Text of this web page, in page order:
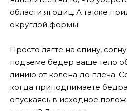
области ягодиц. А также
округлой формы.
Просто лягте на спину,
подъеме бедер ваше тело
линию от колена до плеча.
когда приподнимаете
опускаясь в исходное